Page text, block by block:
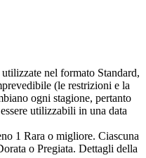
nel formato Standard,
(le restrizioni e la
ogni stagione, pertanto
utilizzabili in una data
1 Rara o migliore. Ciascuna
o Pregiata. Dettagli della